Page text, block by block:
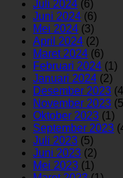
Juli 2024 (6)
Juni 2024 (6)
Mei 2024 (3)
April 2024 (2)
Maret 2024 (6)
Februari 2024 (1)
Januari 2024 (2)
Desember 2023
November 2023
Oktober 2023 (1)
September 2023
Juli 2023 (5)
Juni 2023 (2)
Mei 2023 (1)